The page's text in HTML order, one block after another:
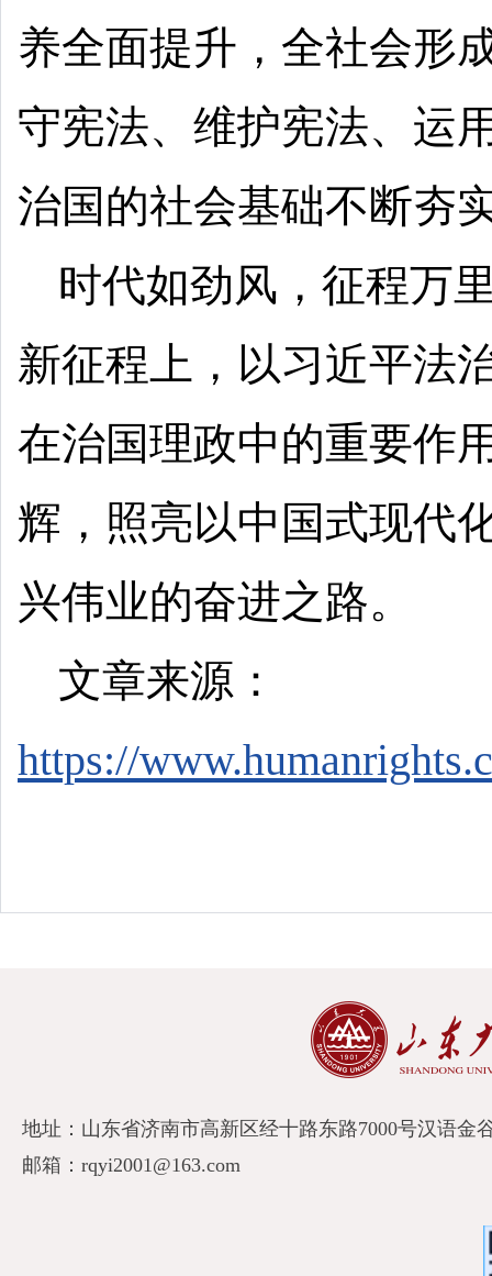
养全面提升，全社会形
守宪法、维护宪法、运
治国的社会基础不断夯
时代如劲风，征程万
新征程上，以习近平法
在治国理政中的重要作
辉，照亮以中国式现代
兴伟业的奋进之路。
文章来源：
https://
地址：山东省济南市高新区经十路东路7000号汉语金
邮箱：rqyi2001@163.com